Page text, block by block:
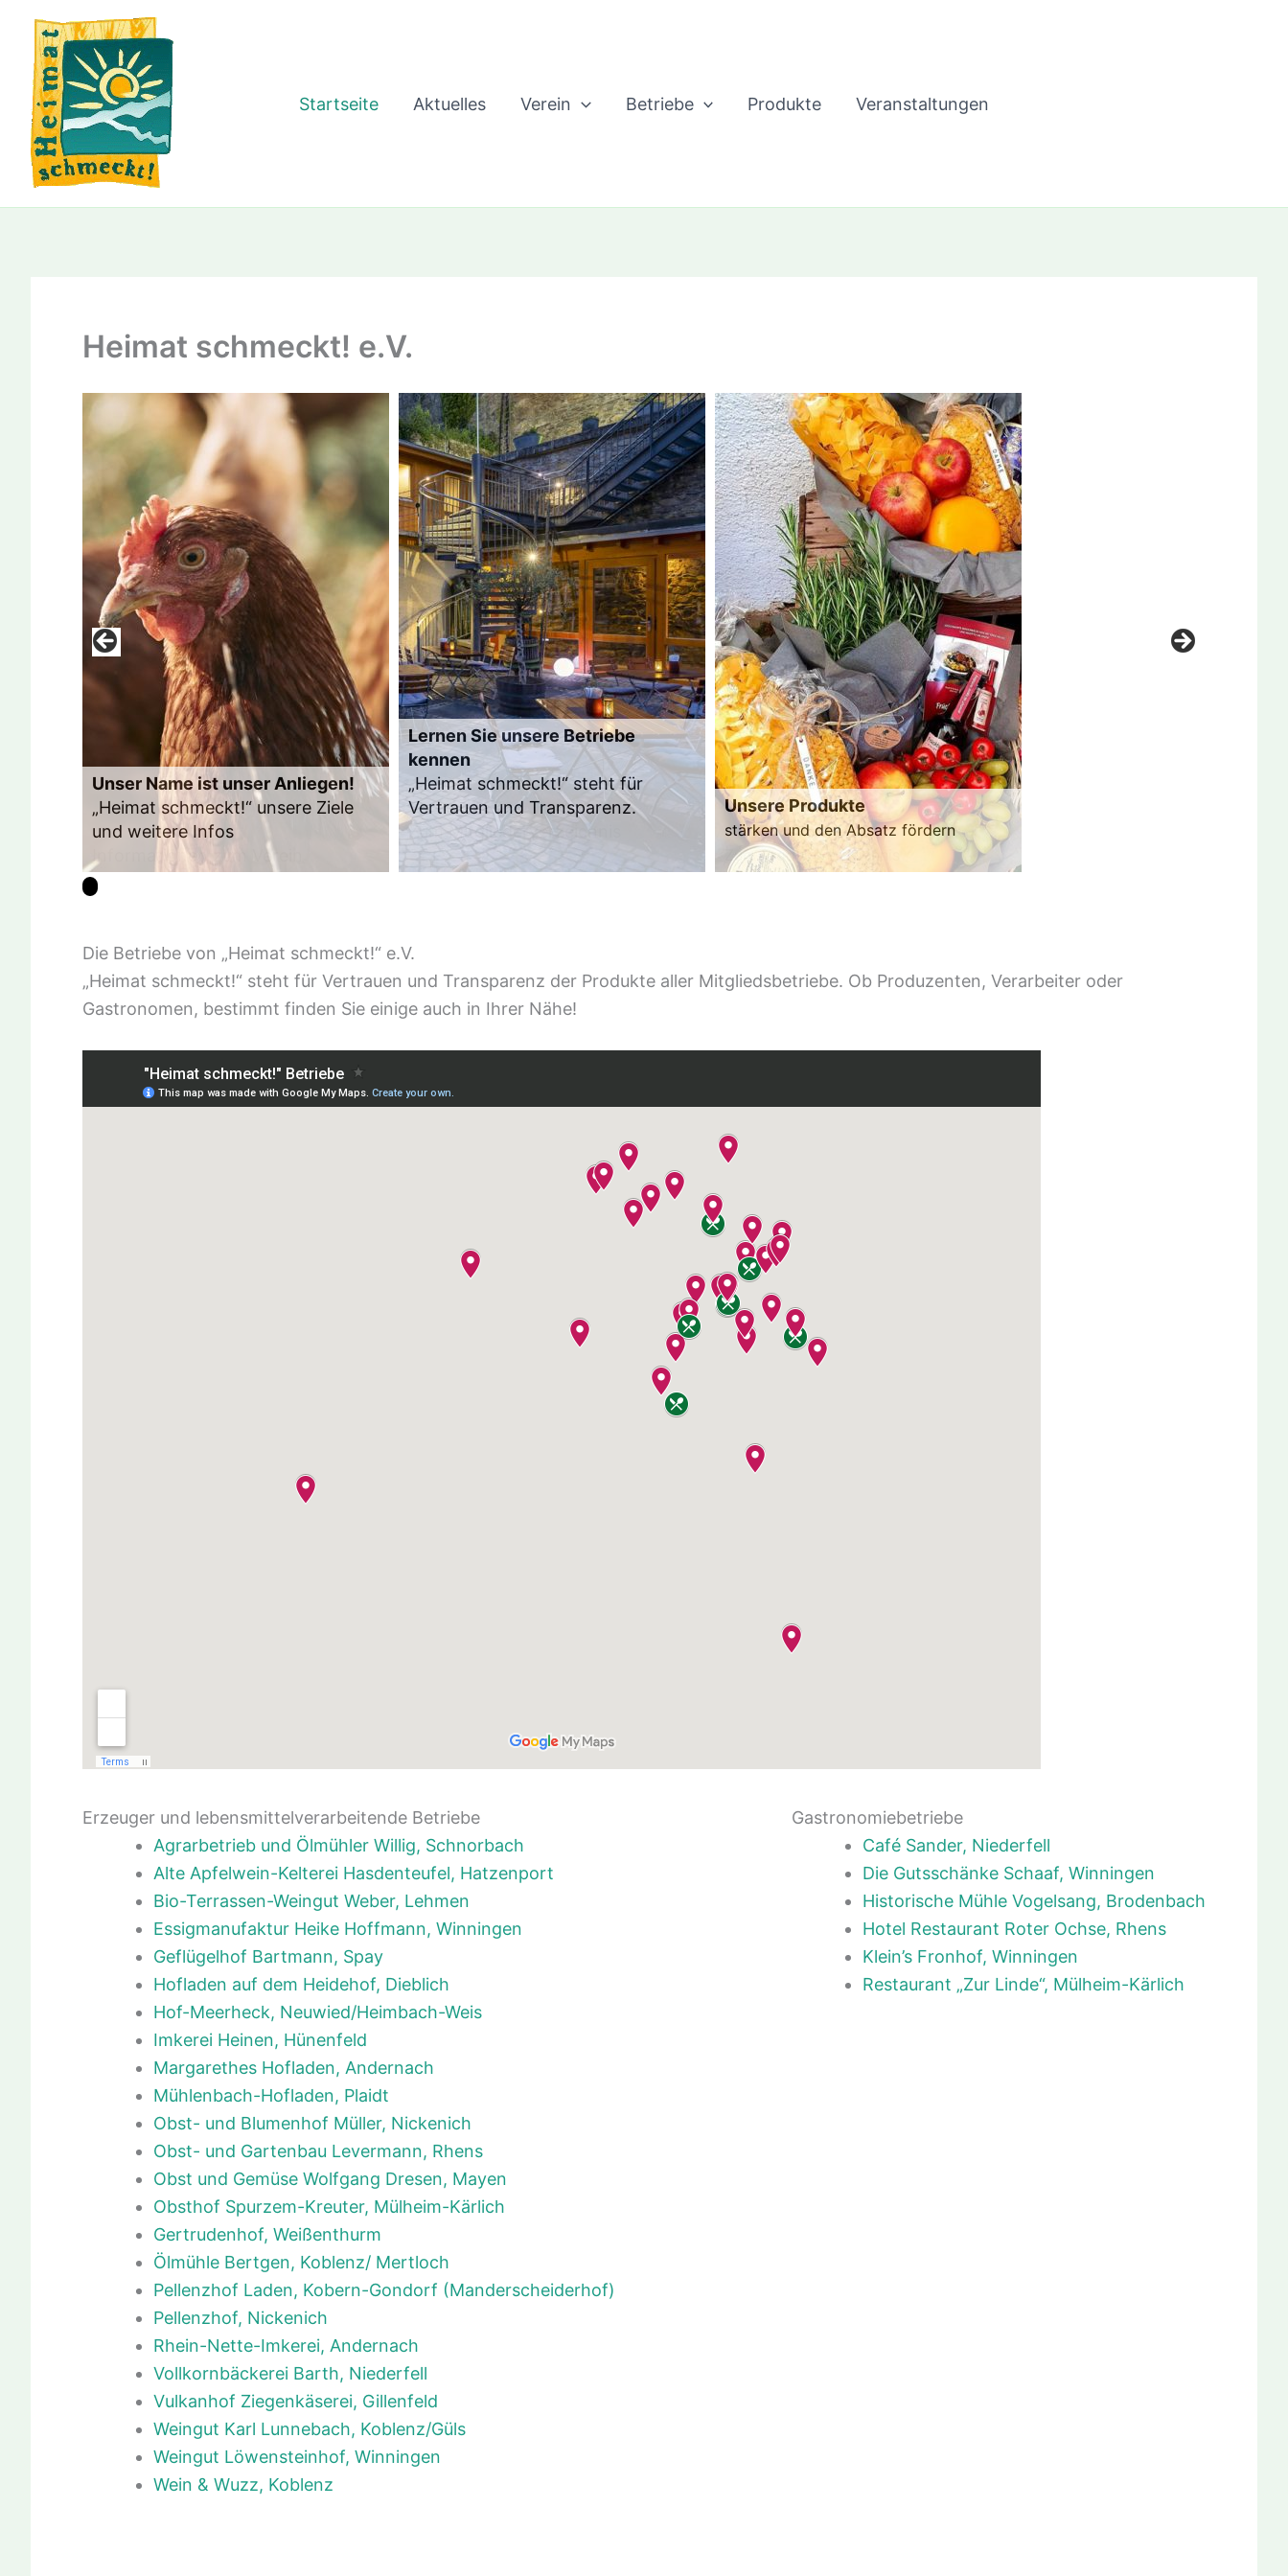
Inhalt
springen
Startseite
Aktuelles Verein Betriebe Produkte Veranstaltungen
Heimat schmeckt! e.V.
Unser Name ist unser Anliegen!
„Heimat schmeckt!“ unsere Ziele
und weitere Infos
Informationen zum Verein
Lernen Sie unsere Betriebe
kennen
„Heimat schmeckt!“ steht für
Vertrauen und Transparenz.
Zum Mitgliederverzeichnis
Unsere Produkte
stärken und den Absatz fördern
Zum Produktverzeichnis
Die Betriebe von „Heimat schmeckt!“ e.V.
„Heimat schmeckt!“ steht für Vertrauen und Transparenz der Produkte aller Mitgliedsbetriebe. Ob Produzenten, Verarbeiter oder
Gastronomen, bestimmt finden Sie einige auch in Ihrer Nähe!
Erzeuger und lebensmittelverarbeitende Betriebe
Agrarbetrieb und Ölmühler Willig, Schnorbach
Alte Apfelwein-Kelterei Hasdenteufel, Hatzenport
Bio-Terrassen-Weingut Weber, Lehmen
Essigmanufaktur Heike Hoffmann, Winningen
Geflügelhof Bartmann, Spay
Hofladen auf dem Heidehof, Dieblich
Hof-Meerheck, Neuwied/Heimbach-Weis
Imkerei Heinen, Hünenfeld
Margarethes Hofladen, Andernach
Mühlenbach-Hofladen, Plaidt
Obst- und Blumenhof Müller, Nickenich
Obst- und Gartenbau Levermann, Rhens
Obst und Gemüse Wolfgang Dresen, Mayen
Obsthof Spurzem-Kreuter, Mülheim-Kärlich
Gertrudenhof, Weißenthurm
Ölmühle Bertgen, Koblenz/ Mertloch
Pellenzhof Laden, Kobern-Gondorf (Manderscheiderhof)
Pellenzhof, Nickenich
Rhein-Nette-Imkerei, Andernach
Vollkornbäckerei Barth, Niederfell
Vulkanhof Ziegenkäserei, Gillenfeld
Weingut Karl Lunnebach, Koblenz/Güls
Weingut Löwensteinhof, Winningen
Wein & Wuzz, Koblenz
Gastronomiebetriebe
Café Sander, Niederfell
Die Gutsschänke Schaaf, Winningen
Historische Mühle Vogelsang, Brodenbach
Hotel Restaurant Roter Ochse, Rhens
Klein’s Fronhof, Winningen
Restaurant „Zur Linde“, Mülheim-Kärlich